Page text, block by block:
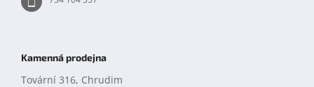
Kamenná prodejna
Tovární 316, Chrudim